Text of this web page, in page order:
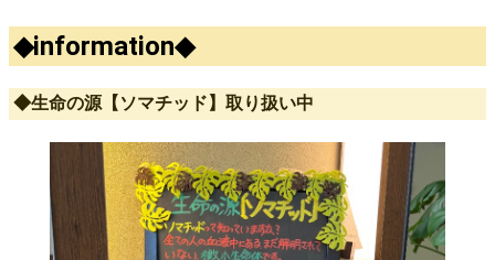
◆information◆
◆生命の源【ソマチッド】取り扱い中